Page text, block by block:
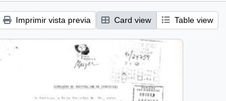
Imprimir vista previa Card view Table view